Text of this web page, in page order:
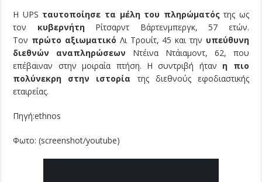
Η UPS ταυτοποίησε τα μέλη του πληρώματόςτης ως
τον κυβερνήτηΡίτσαρντ Βάρτενμπεργκ, 57 ετών.
Τον πρώτο αξιωματικό Λι Τρουίτ, 45 και την υπεύθυνη
διεθνών αναπληρώσεων Ντέινα Ντάιαμοντ, 62, που
επέβαιναν στην μοιραία πτήση. Η συντριβή ήταν η πιο
πολύνεκρη στην ιστορία της διεθνούς εφοδιαστικής
εταιρείας.
Πηγή:ethnos
Φωτο: (screenshot/youtube)